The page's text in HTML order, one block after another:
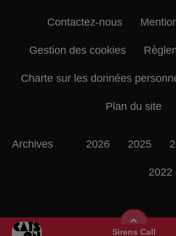
Sirens Call
Contactez-nous
Gestion des cookies
Charte sur les données
Plan du site
Archives 2026 2025
2022